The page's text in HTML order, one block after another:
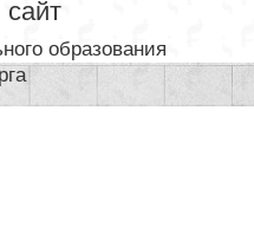
образования